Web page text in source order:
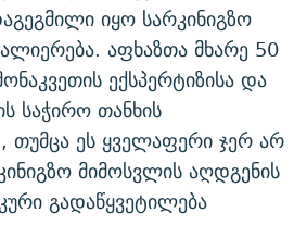
იყო სარკინიგზო
აფხაზთა მხარე 50
ექსპერტიზისა და
საჭირო თანხის
ეს ყველაფერი ჯერ არ
მიმოსვლის აღდგენის
გადაწყვეტილება